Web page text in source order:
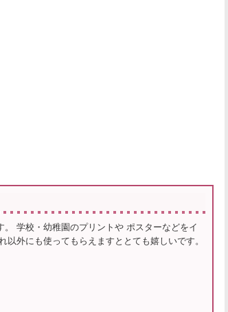
学校・幼稚園のプリントや ポスターなどをイ
外にも使ってもらえますととても嬉しいです。